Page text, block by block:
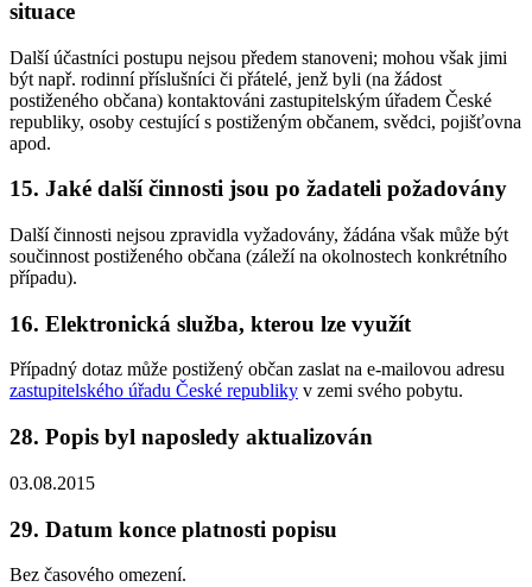
situace
Další účastníci postupu nejsou předem stanoveni; mohou však jimi
být např. rodinní příslušníci či přátelé, jenž byli (na žádost
postiženého občana) kontaktováni zastupitelským úřadem České
republiky, osoby cestující s postiženým občanem, svědci, pojišťovna
apod.
15. Jaké další činnosti jsou po žadateli požadovány
Další činnosti nejsou zpravidla vyžadovány, žádána však může být
součinnost postiženého občana (záleží na okolnostech konkrétního
případu).
16. Elektronická služba, kterou lze využít
Případný dotaz může postižený občan zaslat na e-mailovou adresu
zastupitelského úřadu České republiky v zemi svého pobytu.
28. Popis byl naposledy aktualizován
03.08.2015
29. Datum konce platnosti popisu
Bez časového omezení.